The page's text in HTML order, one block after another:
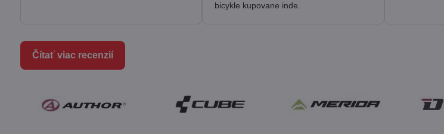
bicykle kupovane inde.
Čítať viac recenzií